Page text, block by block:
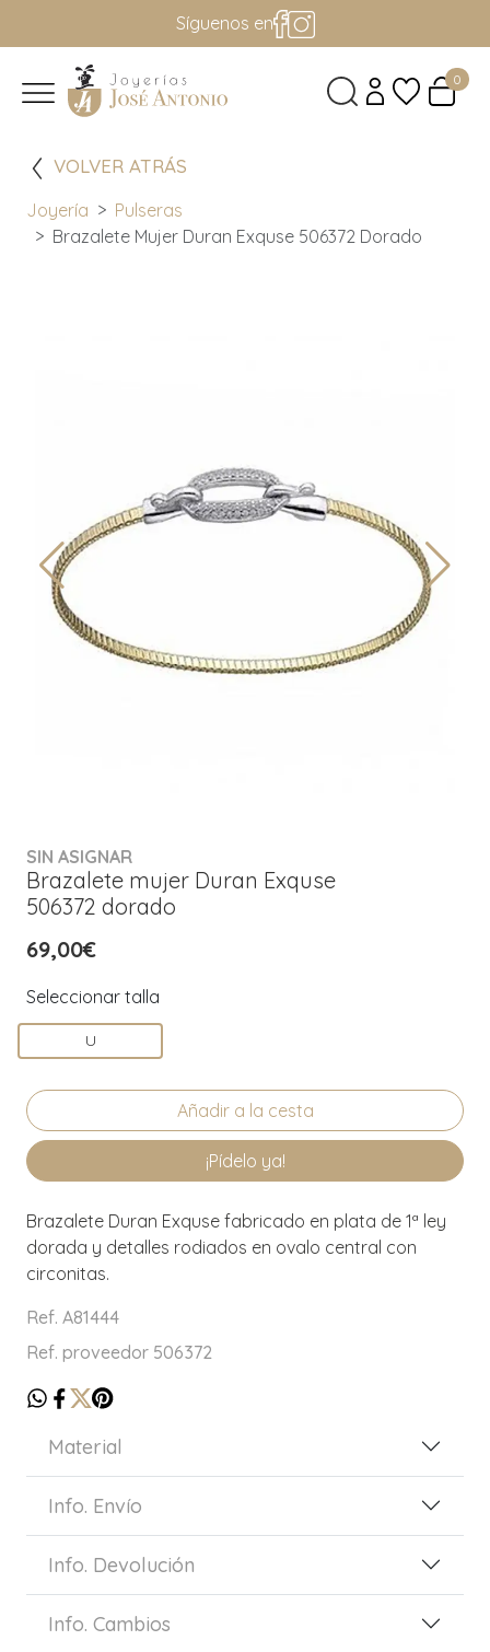
Síguenos en
0
VOLVER ATRÁS
Joyería
Pulseras
Brazalete Mujer Duran Exquse 506372 Dorado
SIN ASIGNAR
Brazalete mujer Duran Exquse
506372 dorado
69,00€
Seleccionar talla
U
¡Pídelo ya!
Brazalete Duran Exquse fabricado en plata de 1ª ley
dorada y detalles rodiados en ovalo central con
circonitas.
Ref. A81444
Ref. proveedor 506372
Material
Info. Envío
Info. Devolución
Info. Cambios